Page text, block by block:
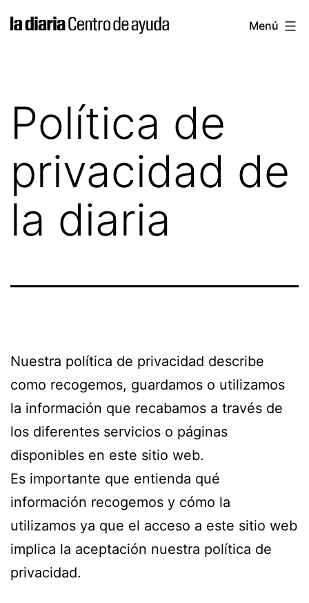
la
de
ayuda
Menú
Política de
privacidad de
la diaria
Nuestra política de privacidad describe
como recogemos, guardamos o utilizamos
la información que recabamos a través de
los diferentes servicios o páginas
disponibles en este sitio web.
Es importante que entienda qué
información recogemos y cómo la
utilizamos ya que el acceso a este sitio web
implica la aceptación nuestra política de
privacidad.